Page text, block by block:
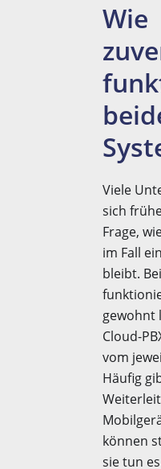
Wie
Viele
sich
Frage,
im Fall
bleibt.
gewohnt
Cloud-
vom
Häufig
können
sie tun